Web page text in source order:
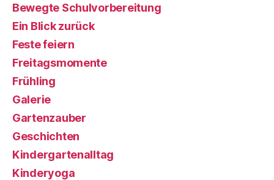
Bewegte Schulvorbereitung
Ein Blick zurück
Feste feiern
Freitagsmomente
Frühling
Galerie
Gartenzauber
Geschichten
Kindergartenalltag
Kinderyoga